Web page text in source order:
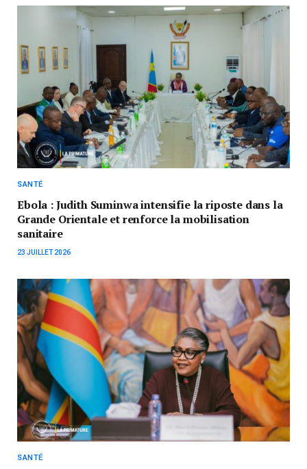
SANTÉ
Ebola : Judith Suminwa intensifie la riposte dans la
Grande Orientale et renforce la mobilisation
sanitaire
23 JUILLET 2026
SANTÉ